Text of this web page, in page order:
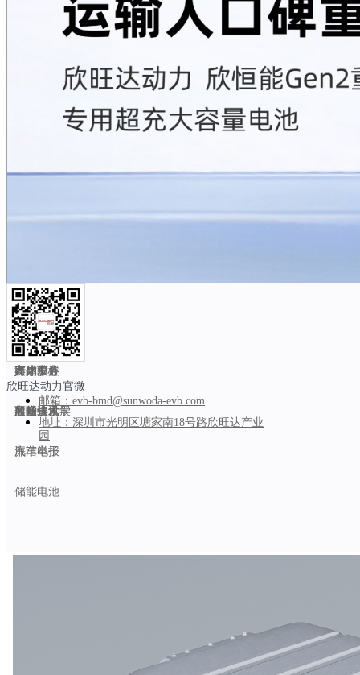
作为行业首款面向高强度运营场景打造的重卡专用动力电池，
流技术与“3+3”
在安全与可靠性这一核心命题上，欣旺达动力通过搭载智能
解决方案
乘用车
商用车
船舶
汽车电子
储能电池
创新研发
能力中心
产品中心
前瞻技术
智能制造
智能制造
新闻中心
公司新闻
媒体关注
客户资讯
人力资源
人才招聘
人才发展
欣旺达大学
关于我们
关于SEVB
客户服务
可持续发展
廉洁举报
欣旺达动力官微
邮箱： evb-bmd@sunwoda-evb.com
地址： 深圳市光明区塘家南18号路欣旺达产业
园